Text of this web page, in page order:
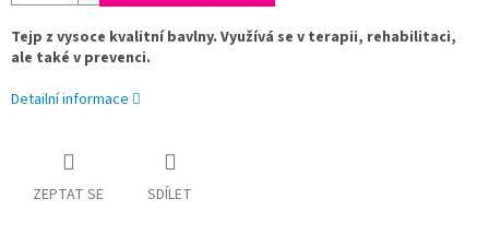
Tejp z vysoce kvalitní bavlny. Využívá se v terapii, rehabilitaci,
ale také v prevenci.
Detailní informace
ZEPTAT SE SDÍLET